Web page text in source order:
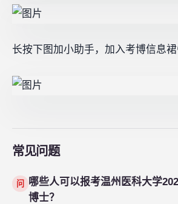
长按下图加小助手，加入考博信息裙
常见问题
问
哪些人可以报考温州医科大学
博士？